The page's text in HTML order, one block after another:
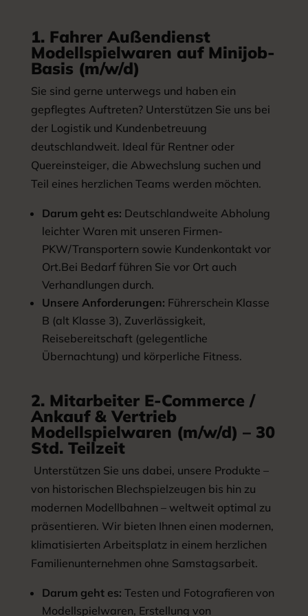
1. Fahrer Außendienst
Modellspielwaren auf Minijob-
Basis (m/w/d)
Sie sind gerne unterwegs und haben ein
gepflegtes Auftreten? Unterstützen Sie uns bei
der Logistik und Kundenbetreuung
deutschlandweit. Ideal für Rentner oder
Quereinsteiger, die Abwechslung suchen und
Teil eines herzlichen Teams werden möchten.
Darum geht es: Deutschlandweite Abholung
leichter Waren mit unseren Firmen-
PKW/Transportern sowie Kundenkontakt vor
Ort.Bei Bedarf führen Sie vor Ort auch
Verhandlungen durch.
Unsere Anforderungen: Führerschein Klasse
B (alt Klasse 3), Zuverlässigkeit,
Reisebereitschaft (gelegentliche
Übernachtung) und körperliche Fitness.
2. Mitarbeiter E-Commerce /
Ankauf & Vertrieb
Modellspielwaren (m/w/d) – 30
Std. Teilzeit
Unterstützen Sie uns dabei, unsere Produkte –
von historischen Blechspielzeugen bis hin zu
modernen Modellbahnen – weltweit optimal zu
präsentieren. Wir bieten Ihnen einen modernen,
klimatisierten Arbeitsplatz in einem herzlichen
Familienunternehmen ohne Samstagsarbeit.
Darum geht es: Testen und Fotografieren von
Modellspielwaren, Erstellung von